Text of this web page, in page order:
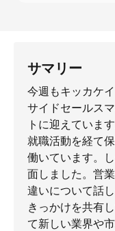
サマリー
今週もキッカケ
サイドセールス
トに迎えていま
就職活動を経て
働いています。
面しました。営
違いについて話
きっかけを共有
て新しい業界や